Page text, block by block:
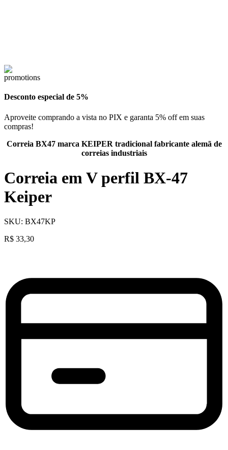
Desconto especial de 5%
Aproveite comprando a vista no PIX e garanta 5% off em suas
compras!
Correia BX47 marca KEIPER tradicional fabricante alemã de
correias industriais
Correia em V perfil BX-47
Keiper
SKU: BX47KP
R$ 33,30